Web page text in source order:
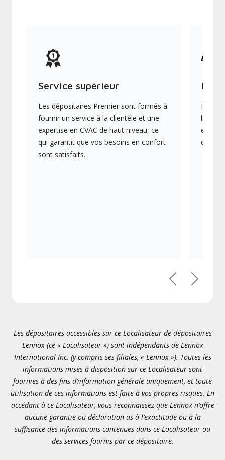
Service supérieur
Les dépositaires Premier sont formés à
fournir un service à la clientèle et une
expertise en CVAC de haut niveau, ce
qui garantit que vos besoins en confort
sont satisfaits.
Ils
les
en
PrécédentSuivant
Les dépositaires accessibles sur ce Localisateur de dépositaires
Lennox (ce « Localisateur ») sont indépendants de Lennox
International Inc. (y compris ses filiales, « Lennox »). Toutes les
informations mises à disposition sur ce Localisateur sont
fournies à des fins d’information générale uniquement, et toute
utilisation de ces informations est faite à vos propres risques. En
accédant à ce Localisateur, vous reconnaissez que Lennox n’offre
aucune garantie ou déclaration as à l’exactitude ou à la
suffisance des informations contenues dans ce Localisateur ou
des services fournis par ce dépositaire.